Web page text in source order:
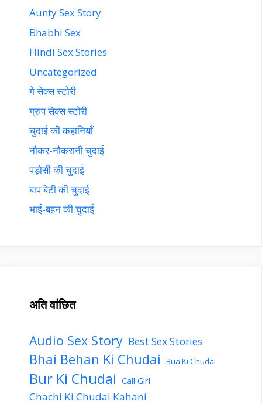
Aunty Sex Story
Bhabhi Sex
Hindi Sex Stories
Uncategorized
गे सेक्स स्टोरी
ग्रुप सेक्स स्टोरी
चुदाई की कहानियाँ
नौकर-नौकरानी चुदाई
पड़ोसी की चुदाई
बाप बेटी की चुदाई
भाई-बहन की चुदाई
अति वांछित
Audio Sex Story Best Sex Stories
Bhai Behan Ki Chudai Bua Ki Chudai
Bur Ki Chudai Call Girl
Chachi Ki Chudai Kahani